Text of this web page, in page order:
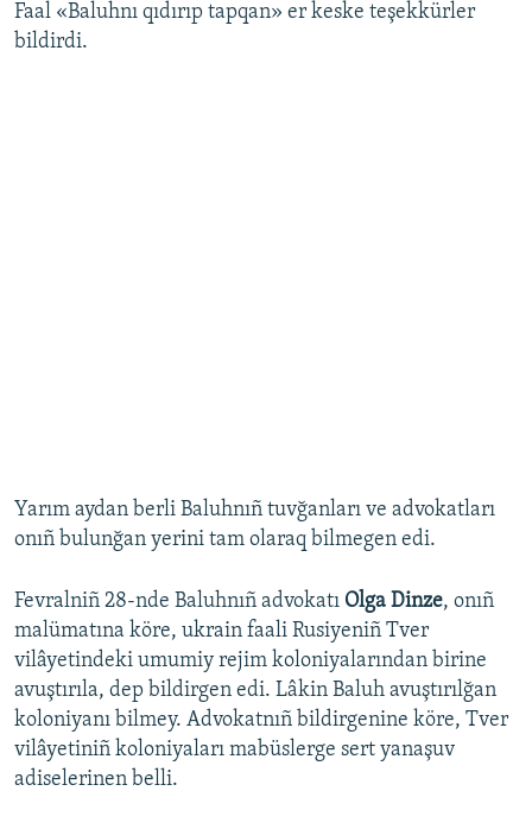
Faal «Baluhnı qıdırıp tapqan» er keske teşekkürler
bildirdi.
Yarım aydan berli Baluhnıñ tuvğanları ve advokatları
onıñ bulunğan yerini tam olaraq bilmegen edi.
Fevralniñ 28-nde Baluhnıñ advokatı Olga Dinze, onıñ
malümatına köre, ukrain faali Rusiyeniñ Tver
vilâyetindeki umumiy rejim koloniyalarından birine
avuştırıla, dep bildirgen edi. Lâkin Baluh avuştırılğan
koloniyanı bilmey. Advokatnıñ bildirgenine köre, Tver
vilâyetiniñ koloniyaları mabüslerge sert yanaşuv
adiselerinen belli.